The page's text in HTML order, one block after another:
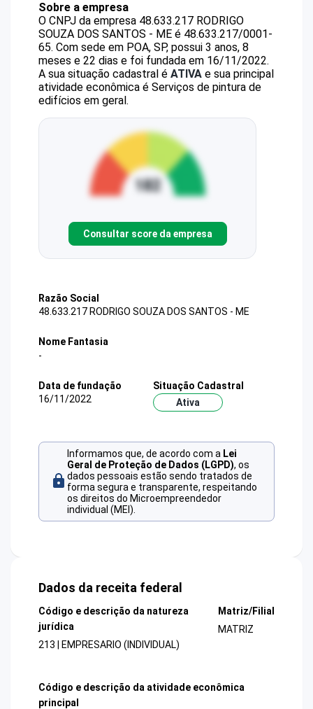
Sobre a empresa
O CNPJ da empresa 48.633.217 RODRIGO
SOUZA DOS SANTOS - ME é 48.633.217/0001-
65. Com sede em POA, SP, possui 3 anos, 8
meses e 22 dias e foi fundada em 16/11/2022.
A sua situação cadastral é ATIVA e sua principal
atividade econômica é Serviços de pintura de
edifícios em geral.
Consultar score da empresa
Razão Social
48.633.217 RODRIGO SOUZA DOS SANTOS - ME
Nome Fantasia
-
Data de fundação
16/11/2022
Situação Cadastral
Ativa
Informamos que, de acordo com a Lei
Geral de Proteção de Dados (LGPD), os
dados pessoais estão sendo tratados de
forma segura e transparente, respeitando
os direitos do Microempreendedor
individual (MEI).
Dados da receita federal
Código e descrição da natureza
jurídica
213 | EMPRESARIO (INDIVIDUAL)
Matriz/Filial
MATRIZ
Código e descrição da atividade econômica
principal